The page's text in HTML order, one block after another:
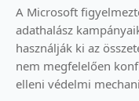
A Microsoft
adathalász
használják ki az
nem megfelelően
elleni védelmi